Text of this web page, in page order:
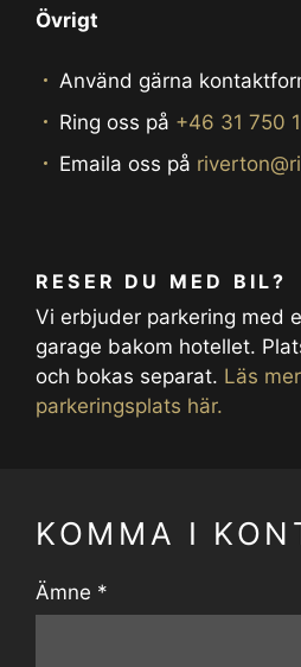
Övrigt
Använd gärna
Ring oss på +46 31 750
Emaila oss på
RESER DU MED BIL?
Vi erbjuder parkering med
garage bakom hotellet.
och bokas separat. Läs
parkeringsplats här.
KOMMA I
Ämne *